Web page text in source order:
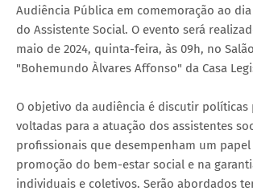
Audiência Pública em comemoração ao
do Assistente Social. O evento será
maio de 2024, quinta-feira, às 09h, no
"Bohemundo Àlvares Affonso" da Casa
O objetivo da audiência é discutir políticas
voltadas para a atuação dos assistentes
profissionais que desempenham um
promoção do bem-estar social e na
individuais e coletivos. Serão abordados